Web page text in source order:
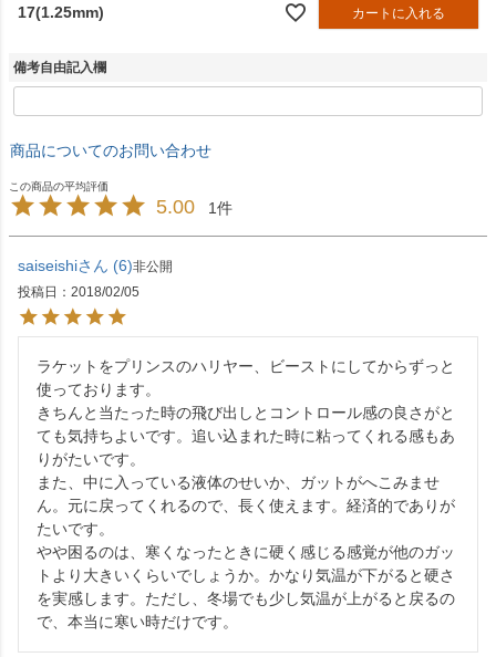
17(1.25mm) カートに入れる
備考自由記入欄
商品についてのお問い合わせ
5.00 1
saiseishi 6 非公開
投稿日
2018/02/05
ラケットをプリンスのハリヤー、ビーストにしてからずっと
使っております。
きちんと当たった時の飛び出しとコントロール感の良さがと
ても気持ちよいです。追い込まれた時に粘ってくれる感もあ
りがたいです。
また、中に入っている液体のせいか、ガットがへこみませ
ん。元に戻ってくれるので、長く使えます。経済的でありが
たいです。
やや困るのは、寒くなったときに硬く感じる感覚が他のガッ
トより大きいくらいでしょうか。かなり気温が下がると硬さ
を実感します。ただし、冬場でも少し気温が上がると戻るの
で、本当に寒い時だけです。